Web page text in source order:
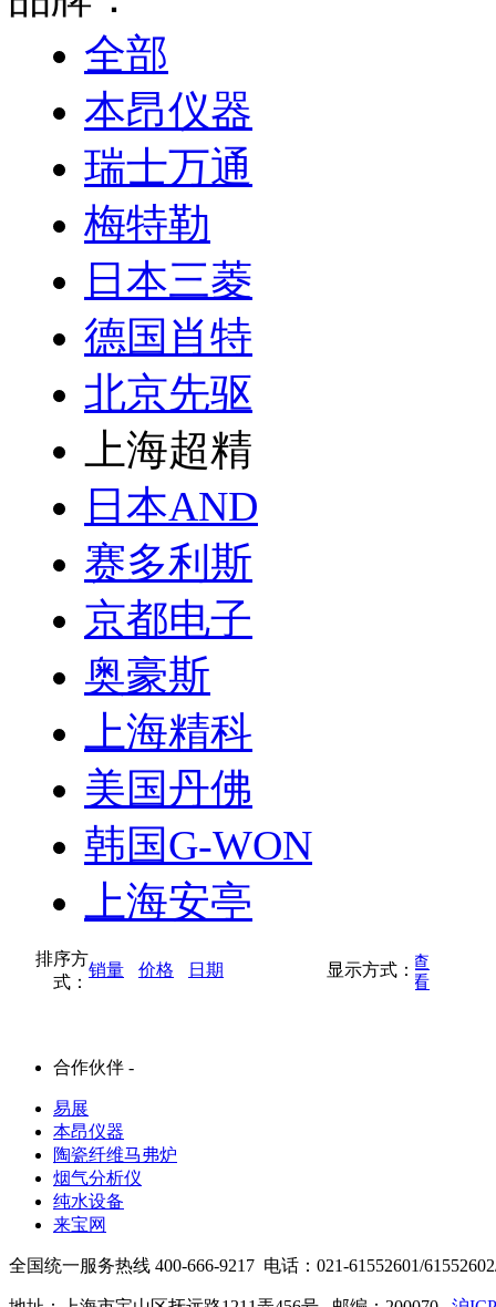
全部
本昂仪器
瑞士万通
梅特勒
日本三菱
德国肖特
北京先驱
上海超精
日本AND
赛多利斯
京都电子
奥豪斯
上海精科
美国丹佛
韩国G-WON
上海安亭
排序方
式：
销量 价格 日期 显示方式：
按缩略图方式查
看
按列表方式查看
合作伙伴 -
易展
本昂仪器
陶瓷纤维马弗炉
烟气分析仪
纯水设备
来宝网
全国统一服务热线 400-666-9217 电话：021-61552601/